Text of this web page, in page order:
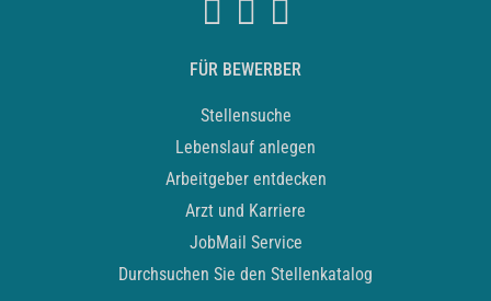
FÜR BEWERBER
Stellensuche
Lebenslauf anlegen
Arbeitgeber entdecken
Arzt und Karriere
JobMail Service
Durchsuchen Sie den Stellenkatalog